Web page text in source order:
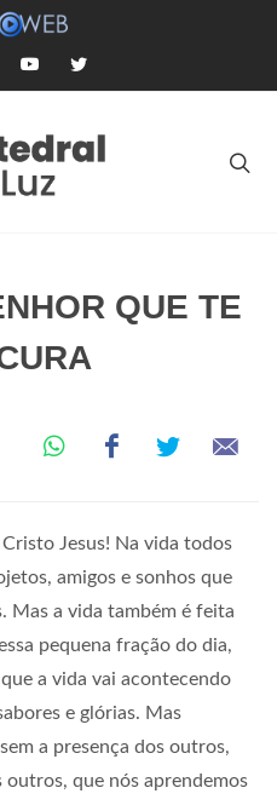
QUE TE
Jesus! Na vida todos
amigos e sonhos que
Mas a vida também é feita
pequena fração do dia,
a vida vai acontecendo
e glórias. Mas
a presença dos outros,
que nós aprendemos